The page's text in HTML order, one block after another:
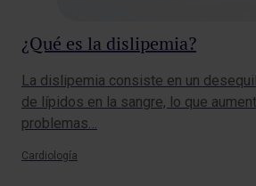
¿Qué es la dislipemia?
La dislipemia consiste en un
de lípidos en la sangre, lo que
problemas…
Cardiología